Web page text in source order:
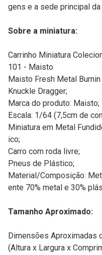
gens e a sede principal
Sobre a miniatura:
Carrinho Miniatura
101 - Maisto
Maisto Fresh Metal
Knuckle Dragger;
Marca do produto: Maisto;
Escala: 1/64 (7,5cm de
Miniatura em Metal
ico;
Carro com roda livre;
Pneus de Plástico;
Material/Composição:
ente 70% metal e 30%
Tamanho Aproximado:
Dimensões Aproximadas
(Altura x Largura x